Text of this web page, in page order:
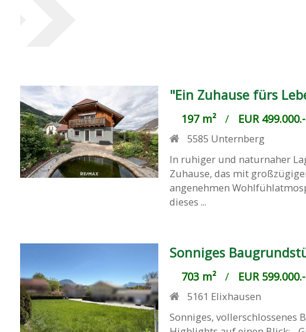
"Ein Zuhause fürs
197 m²/ EUR 499.000.-
5585 Unternberg
In ruhiger und naturnaher
Zuhause, das mit
angenehmen
dieses ...
Sonniges
703 m²/ EUR 599.000.-
5161 Elixhausen
Sonniges, vollerschlossenes